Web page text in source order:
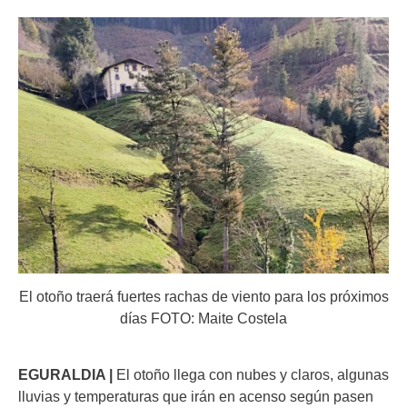
El otoño traerá fuertes rachas de viento para los próximos
días FOTO: Maite Costela
EGURALDIA | El otoño llega con nubes y claros, algunas
lluvias y temperaturas que irán en acenso según pasen